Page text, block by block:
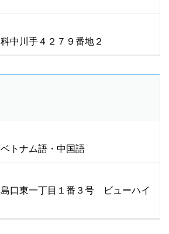
中川手４２７９番地２
トナム語・中国語
口東一丁目１番３号 ビューハイ